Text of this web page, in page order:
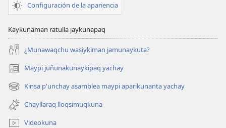
Configuración de la apariencia
Kaykunaman ratulla jaykunapaq
¿Munawaqchu wasiykiman jamunaykuta?
Maypi juñunakunaykipaq yachay
(abre
una
nueva
ventana)
Kinsa p'unchay asamblea maypi aparikunanta yachay
(abre
una
nueva
ventana)
Chayllaraq lloqsimuqkuna
Videokuna